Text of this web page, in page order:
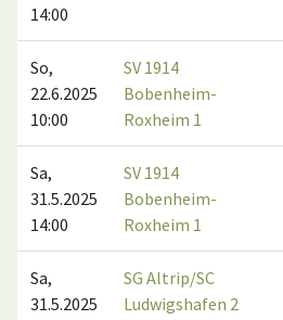
14:00
So,
22.6.2025
10:00
SV 1914
Bobenheim-
Roxheim 1
Sa,
31.5.2025
14:00
SV 1914
Bobenheim-
Roxheim 1
Sa,
31.5.2025
SG Altrip/SC
Ludwigshafen 2